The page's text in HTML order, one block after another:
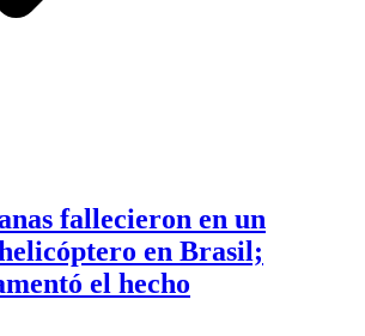
fallecieron en un
en Brasil;
el hecho